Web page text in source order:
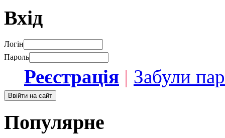
Вхід
Логін
Пароль
Реєстрація | Забули
Популярне